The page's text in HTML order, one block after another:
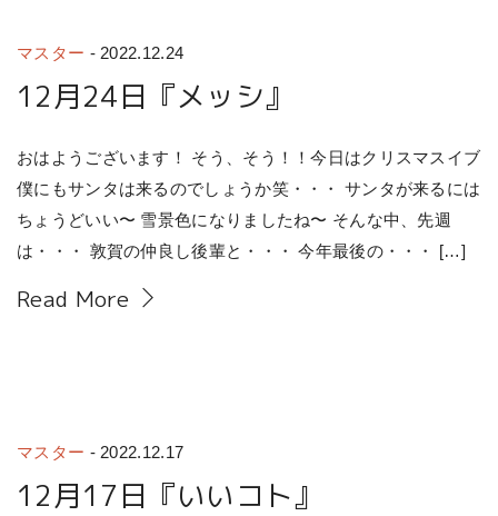
マスター - 2022.12.24
12月24日『メッシ』
おはようございます！ そう、そう！！今日はクリスマスイブ
僕にもサンタは来るのでしょうか笑・・・ サンタが来るには
ちょうどいい〜 雪景色になりましたね〜 そんな中、先週
は・・・ 敦賀の仲良し後輩と・・・ 今年最後の・・・ […]
Read More
マスター - 2022.12.17
12月17日『いいコト』